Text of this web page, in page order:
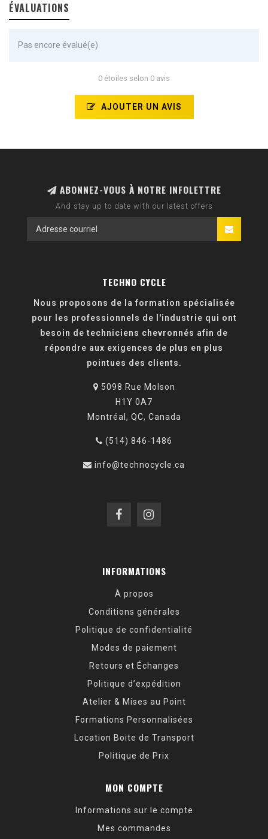
ÉVALUATIONS
Pas encore évalué(e)
0 étoiles selon 0 avis
AJOUTER UN AVIS
ABONNEZ-VOUS À NOTRE INFOLETTRE
And stay up to date with our latest offers
TECHNO CYCLE
Nous proposons de la formation spécialisée
pour les professionnels de l'industrie qui ont
besoin de techniciens chevronnés afin de
répondre aux exigences de plus en plus
pointues des clients.
5098 Rue Molson
H1Y 0A7
Montréal, QC, Canada
(514) 846-1486
info@technocycle.ca
INFORMATIONS
À propos
Conditions générales
Politique de confidentialité
Modes de paiement
Retours et Échanges
Politique d’expédition
Atelier & Mises au Point
Formations Personnalisées
Location Boite de Transport
Politique de Prix
MON COMPTE
Informations sur le compte
Mes commandes